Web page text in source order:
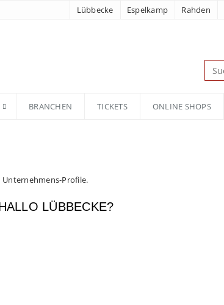
Lübbecke Espelkamp Rahden
BRANCHEN TICKETS ONLINE SHOPS
Unternehmens-Profile.
LÜBBECKE?